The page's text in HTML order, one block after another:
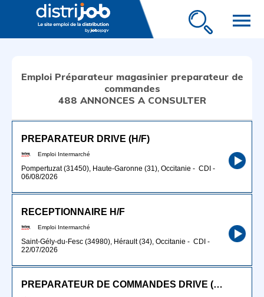
menu
Emploi Préparateur magasinier preparateur de
commandes
488 ANNONCES A CONSULTER
PREPARATEUR DRIVE (H/F)
Emploi Intermarché
Pompertuzat (31450), Haute-Garonne (31), Occitanie - CDI -
06/08/2026
RECEPTIONNAIRE H/F
Emploi Intermarché
Saint-Gély-du-Fesc (34980), Hérault (34), Occitanie - CDI -
22/07/2026
PREPARATEUR DE COMMANDES DRIVE (H/F)